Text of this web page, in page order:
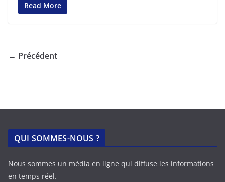
Read More
← Précédent
QUI SOMMES-NOUS ?
Nous sommes un média en ligne qui diffuse les informations
en temps réel.